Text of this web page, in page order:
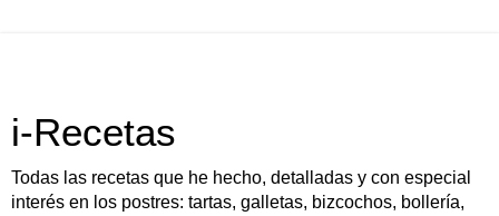
i-Recetas
Todas las recetas que he hecho, detalladas y con especial
interés en los postres: tartas, galletas, bizcochos, bollería,